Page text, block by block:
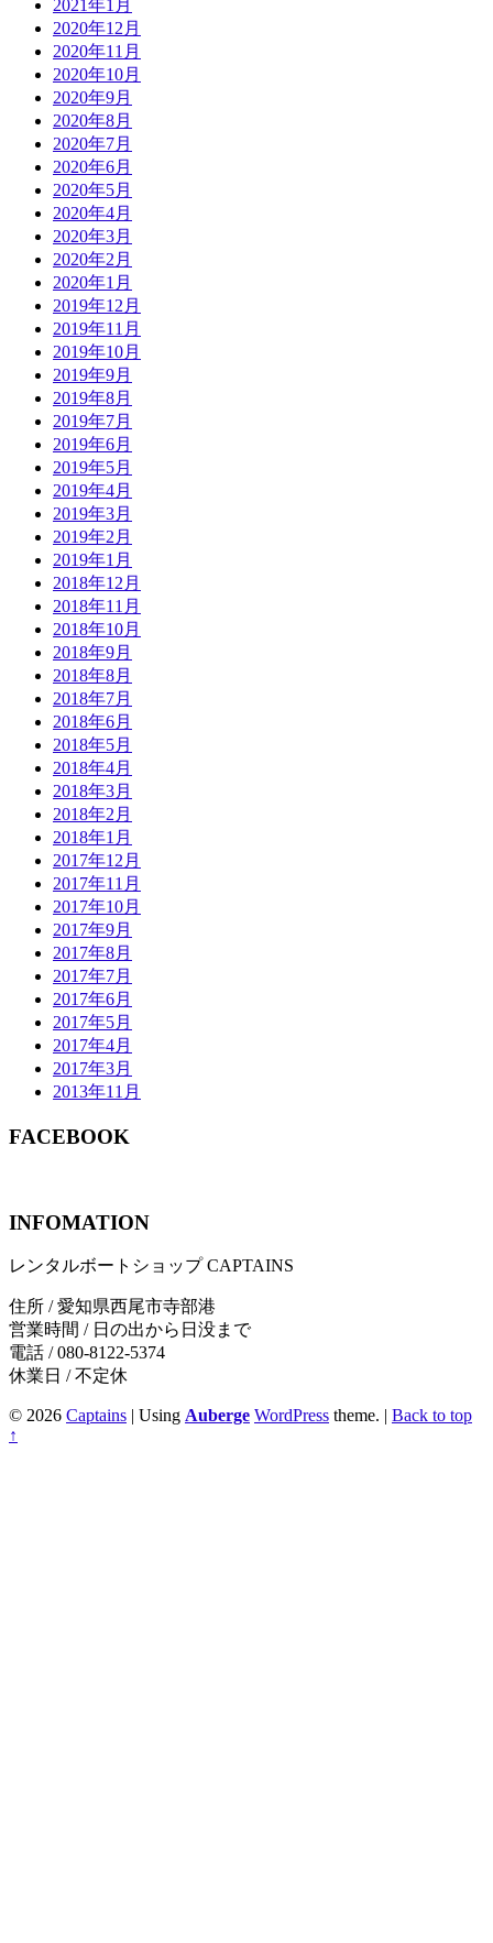
2021年1月
2020年12月
2020年11月
2020年10月
2020年9月
2020年8月
2020年7月
2020年6月
2020年5月
2020年4月
2020年3月
2020年2月
2020年1月
2019年12月
2019年11月
2019年10月
2019年9月
2019年8月
2019年7月
2019年6月
2019年5月
2019年4月
2019年3月
2019年2月
2019年1月
2018年12月
2018年11月
2018年10月
2018年9月
2018年8月
2018年7月
2018年6月
2018年5月
2018年4月
2018年3月
2018年2月
2018年1月
2017年12月
2017年11月
2017年10月
2017年9月
2017年8月
2017年7月
2017年6月
2017年5月
2017年4月
2017年3月
2013年11月
FACEBOOK
INFOMATION
レンタルボートショップ CAPTAINS
住所 / 愛知県西尾市寺部港
営業時間 / 日の出から日没まで
電話 / 080-8122-5374
休業日 / 不定休
© 2026 Captains | Using Auberge WordPress theme. | Back to top
↑